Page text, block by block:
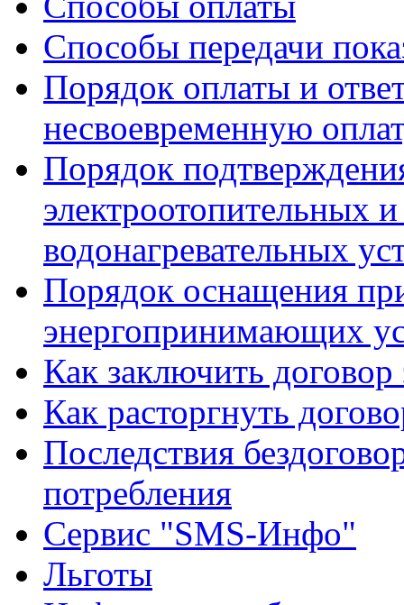
Способы передачи
Порядок оплаты и
несвоевременную
Порядок
электроотопительных
водонагревательных
Порядок оснащения
энергопринимающих
Как заключить
Как расторгнуть
Последствия
потребления
Сервис "SMS-Инфо"
Льготы